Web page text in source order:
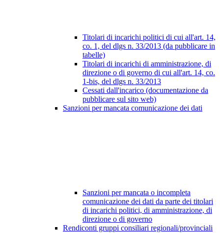
Titolari di incarichi politici di cui all'art. 14,
co. 1, del dlgs n. 33/2013 (da pubblicare in
tabelle)
Titolari di incarichi di amministrazione, di
direzione o di governo di cui all'art. 14, co.
1-bis, del dlgs n. 33/2013
Cessati dall'incarico (documentazione da
pubblicare sul sito web)
Sanzioni per mancata comunicazione dei dati
Sanzioni per mancata o incompleta
comunicazione dei dati da parte dei titolari
di incarichi politici, di amministrazione, di
direzione o di governo
Rendiconti gruppi consiliari regionali/provinciali